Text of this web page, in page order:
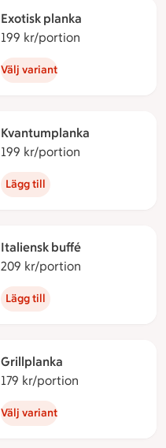
Exotisk planka
199 kr/portion
Välj variant
Kvantumplanka
199 kr/portion
Lägg till
Italiensk buffé
209 kr/portion
Lägg till
Grillplanka
179 kr/portion
Välj variant